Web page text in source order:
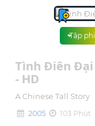
Tập
Tình Điên
- HD
A Chinese Tall Story
2005
103 Phút